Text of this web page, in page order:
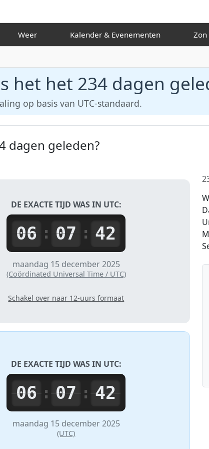
Weer Kalender & Evenementen
het het 234 dagen
op basis van UTC-standaard.
dagen geleden?
DE EXACTE TIJD WAS IN UTC:
06 : 07 : 42
maandag 15 december 2025
(Coördinated Universal Time / UTC)
Schakel over naar 12-uurs formaat
DE EXACTE TIJD WAS IN UTC:
06 : 07 : 42
maandag 15 december 2025
(UTC)